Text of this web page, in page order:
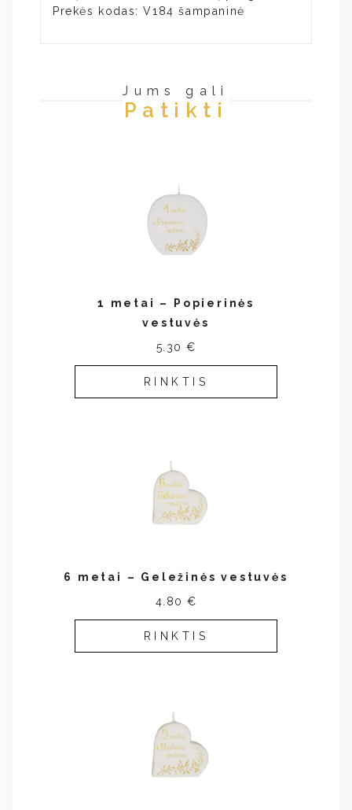
Prekės kodas: V184 šampaninė
Jums gali
Patikti
1 metai – Popierinės
vestuvės
5.30 €
RINKTIS
6 metai – Geležinės vestuvės
4.80 €
RINKTIS